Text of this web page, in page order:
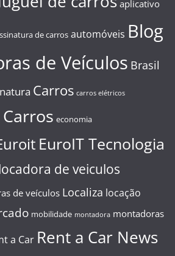
aplicativo
de carros automóveis Blog
de Veículos Brasil
Carros carros elétricos
Carros economia
EuroIT Tecnologia
de veiculos
de veículos Localiza locação
mobilidade montadora montadoras
a Car Rent a Car News